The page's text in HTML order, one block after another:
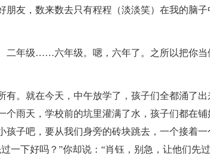
友，数来数去只有程程（淡淡笑）在我的脑子
二年级……六年级。嗯，六年了。之所以把你当
有。就在今天，中午放学了，孩子们全都涌了出
个雨天，学校前的坑里灌满了水，孩子们都在
孩子吧，要从我们身旁的砖块跳去，一个接着
一下好吗？”你却说：“肖钰，别急，让他们先